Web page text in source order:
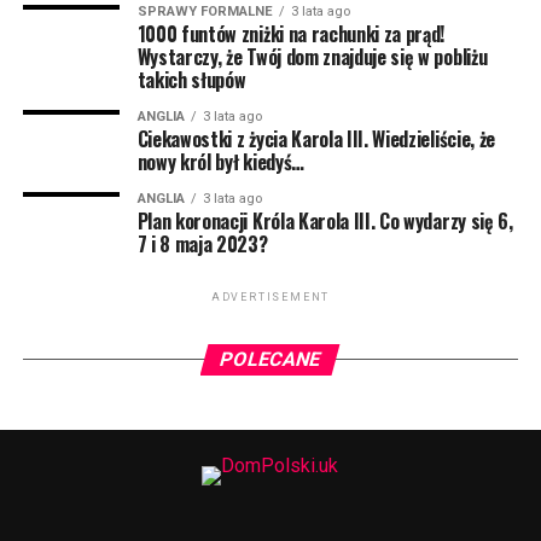
końca potwierdzone. Prywatnie ze Śląska, a dokładniej
z Pszczyny. Dlatego czasem z jego ust może paść
tajemnicze “pogodej mi do lacza”, albo “co żeś tam zaś
przysmyczył?”. Możecie go kojarzyć z Radia ZET, gdzie
codziennie budzi tysiące słuchaczy.
NIE MOŻE CIĘ TAM ZABRAKNĄĆ! Liczba miejsc na
widowni jest mocno ograniczona, więc nie zwlekaj z
zakupem biletów. Dostępna jest pierwsza pula w
promocyjnej cenie! ZAPRASZAMY
https://buytickets.at/sherlockmedialtd
SPRAWY FORMALNE 3 lata ago
1000 funtów zniżki na rachunki za prąd!
Wystarczy, że Twój dom znajduje się w pobliżu
takich słupów
ANGLIA 3 lata ago
Ciekawostki z życia Karola III. Wiedzieliście, że
nowy król był kiedyś…
ANGLIA 3 lata ago
Plan koronacji Króla Karola III. Co wydarzy się 6,
7 i 8 maja 2023?
ADVERTISEMENT
POLECANE